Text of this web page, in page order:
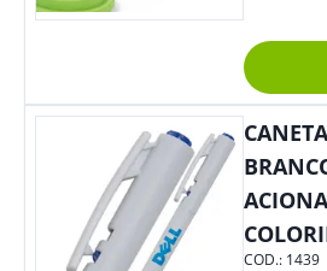
Empresa
Reuniões
Mesmo
COD.: 1439